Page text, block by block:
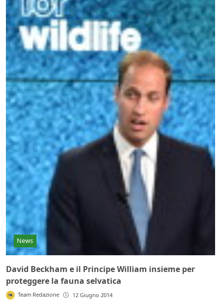
News
David Beckham e il Principe William insieme per
proteggere la fauna selvatica
Team Redazione 12 Giugno 2014